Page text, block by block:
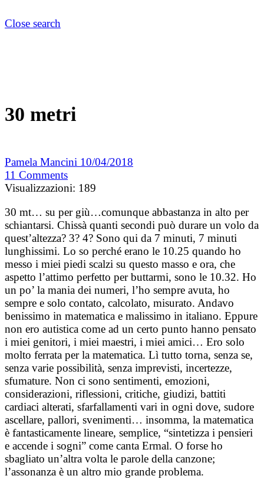
Close search
30 metri
Pamela Mancini 10/04/2018
11 Comments
Visualizzazioni: 189
30 mt… su per giù…comunque abbastanza in alto per
schiantarsi. Chissà quanti secondi può durare un volo da
quest’altezza? 3? 4? Sono qui da 7 minuti, 7 minuti
lunghissimi. Lo so perché erano le 10.25 quando ho
messo i miei piedi scalzi su questo masso e ora, che
aspetto l’attimo perfetto per buttarmi, sono le 10.32. Ho
un po’ la mania dei numeri, l’ho sempre avuta, ho
sempre e solo contato, calcolato, misurato. Andavo
benissimo in matematica e malissimo in italiano. Eppure
non ero autistica come ad un certo punto hanno pensato
i miei genitori, i miei maestri, i miei amici… Ero solo
molto ferrata per la matematica. Lì tutto torna, senza se,
senza varie possibilità, senza imprevisti, incertezze,
sfumature. Non ci sono sentimenti, emozioni,
considerazioni, riflessioni, critiche, giudizi, battiti
cardiaci alterati, sfarfallamenti vari in ogni dove, sudore
ascellare, pallori, svenimenti… insomma, la matematica
è fantasticamente lineare, semplice, “sintetizza i pensieri
e accende i sogni” come canta Ermal. O forse ho
sbagliato un’altra volta le parole della canzone;
l’assonanza è un altro mio grande problema.